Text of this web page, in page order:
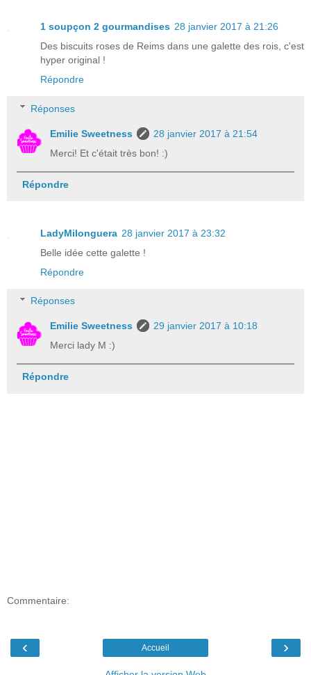
1 soupçon 2 gourmandises 28 janvier 2017 à 21:26
Des biscuits roses de Reims dans une galette des rois, c'est
hyper original !
Répondre
Réponses
Emilie Sweetness
28 janvier 2017 à 21:54
Merci! Et c'était très bon! :)
Répondre
LadyMilonguera 28 janvier 2017 à 23:32
Belle idée cette galette !
Répondre
Réponses
Emilie Sweetness
29 janvier 2017 à 10:18
Merci lady M :)
Répondre
Commentaire:
‹ ›
Accueil